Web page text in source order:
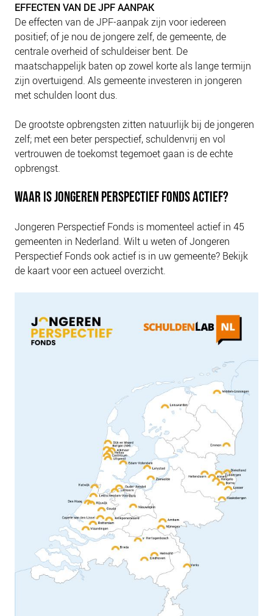
EFFECTEN VAN DE JPF AANPAK
De effecten van de JPF-aanpak zijn voor iedereen
positief; of je nou de jongere zelf, de gemeente, de
centrale overheid of schuldeiser bent. De
maatschappelijk baten op zowel korte als lange termijn
zijn overtuigend. Als gemeente investeren in jongeren
met schulden loont dus.
De grootste opbrengsten zitten natuurlijk bij de jongeren
zelf; met een beter perspectief, schuldenvrij en vol
vertrouwen de toekomst tegemoet gaan is de echte
opbrengst.
WAAR IS JONGEREN PERSPECTIEF FONDS ACTIEF?
Jongeren Perspectief Fonds is momenteel actief in 45
gemeenten in Nederland. Wilt u weten of Jongeren
Perspectief Fonds ook actief is in uw gemeente? Bekijk
de kaart voor een actueel overzicht.